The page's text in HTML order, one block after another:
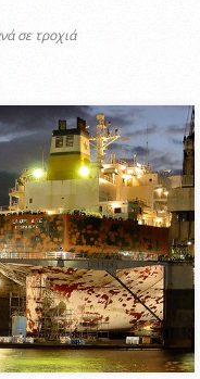
σε τροχιά